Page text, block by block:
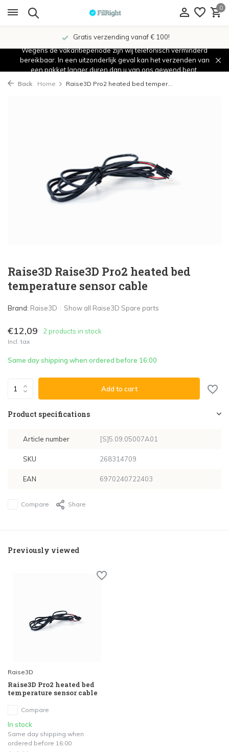
0
Gratis verzending vanaf € 100!
Wegens de vakantieperiode zijn wij telefonisch verminderd
bereikbaar. In een uitzonderlijk geval kan het verzenden van
een pakket langer duren dan u van ons gewend bent.
Back Home Raise3D Pro2 heated bed temper...
Raise3D Raise3D Pro2 heated bed
temperature sensor cable
Brand: Raise3D Show all Raise3D Spare parts
€12,09 2 products in stock
Incl. tax
Same day shipping when ordered before 16:00
Add to cart
Product specifications
Article number [S]5.09.05007A01
SKU 268314709
EAN 6970240722403
Compare Share
Previously viewed
Raise3D
Raise3D Pro2 heated bed
temperature sensor cable
Compare
In stock
Same day shipping when
ordered before 16:00